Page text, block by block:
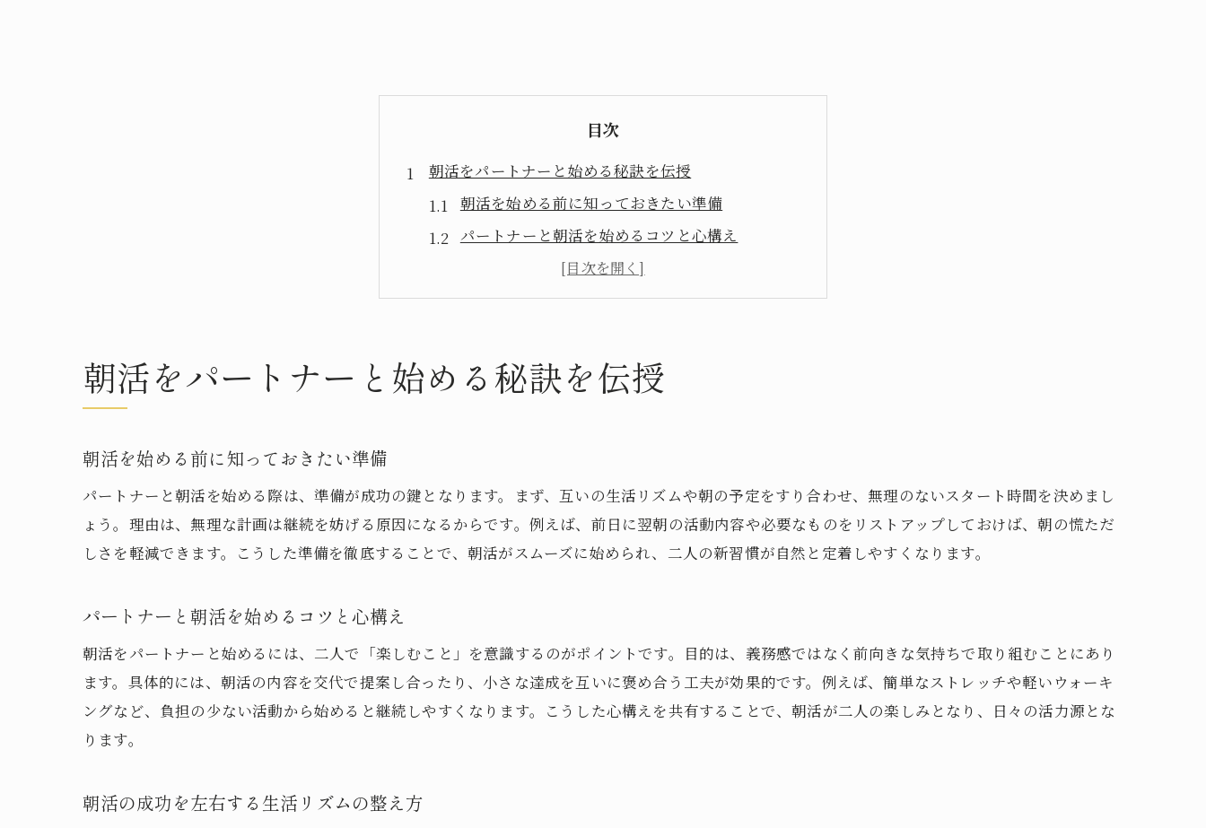
目次
朝活をパートナーと始める秘訣を伝授
朝活を始める前に知っておきたい準備
パートナーと朝活を始めるコツと心構え
朝活の成功を左右する生活リズムの整え方
無理なく朝活に取り組むためのポイント
朝活を二人で続けるための習慣化の工夫
二人の朝活で日々が変わる理由とは
生活リズムが整うことで得られるメリット
朝活の時間で自己成長を実感する瞬間
二人で朝活を楽しむことで生まれる新たな発見
朝活でおすすめのペアアクティビティ紹介
二人でできるリフレッシュ朝活の提案
パートナーと一緒に挑戦したい朝習慣とは
朝活をパートナーと始める秘訣を伝授
朝活を始める前に知っておきたい準備
パートナーと朝活を始める際は、準備が成功の鍵となります。まず、互いの生活リズムや朝の予定をすり合わせ、無理のないスタート時間を決めまし
ょう。理由は、無理な計画は継続を妨げる原因になるからです。例えば、前日に翌朝の活動内容や必要なものをリストアップしておけば、朝の慌ただ
しさを軽減できます。こうした準備を徹底することで、朝活がスムーズに始められ、二人の新習慣が自然と定着しやすくなります。
パートナーと朝活を始めるコツと心構え
朝活をパートナーと始めるには、二人で「楽しむこと」を意識するのがポイントです。目的は、義務感ではなく前向きな気持ちで取り組むことにあり
ます。具体的には、朝活の内容を交代で提案し合ったり、小さな達成を互いに褒め合う工夫が効果的です。例えば、簡単なストレッチや軽いウォーキ
ングなど、負担の少ない活動から始めると継続しやすくなります。こうした心構えを共有することで、朝活が二人の楽しみとなり、日々の活力源とな
ります。
朝活の成功を左右する生活リズムの整え方